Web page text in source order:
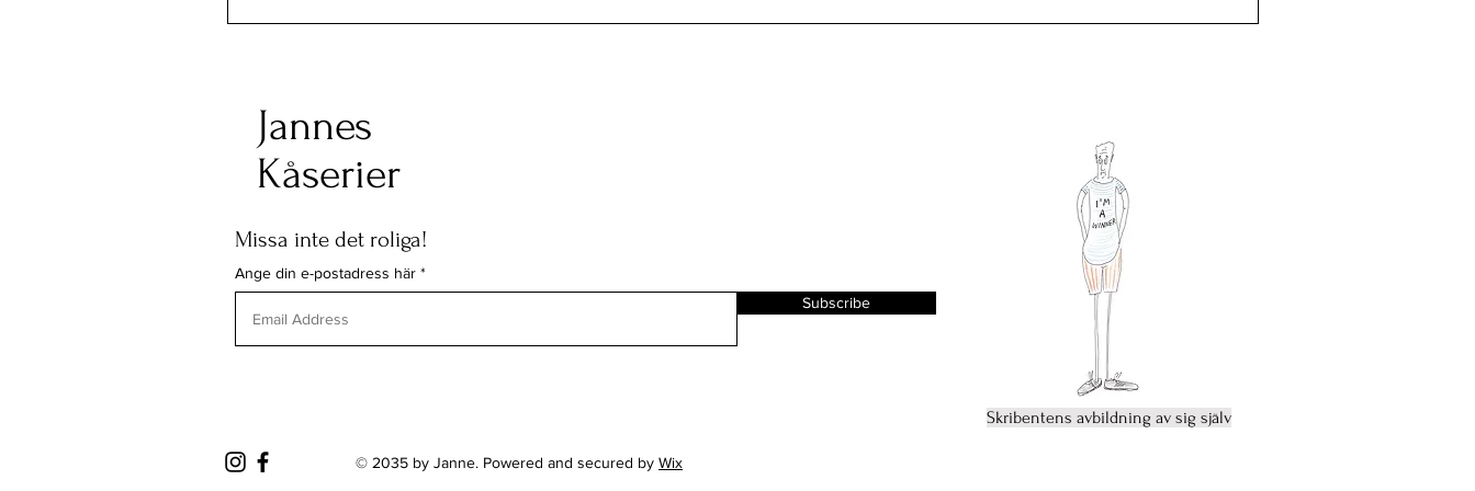
Jannes
Kåserier
Missa inte det roliga!
Ange din e-postadress här
Subscribe
Skribentens avbildning av sig själv
© 2035 by Janne. Powered and secured by Wix